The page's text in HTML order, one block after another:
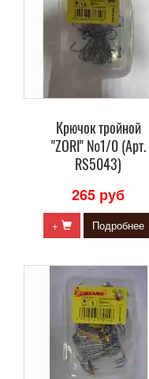
Крючок тройной
"ZORI" №1/0 (Арт.
RS5043)
265 руб
+ Подробнее